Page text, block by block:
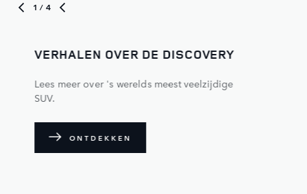
1 / 4
VERHALEN OVER DE DISCOVERY
Lees meer over 's werelds meest veelzijdige
SUV.
ONTDEKKEN